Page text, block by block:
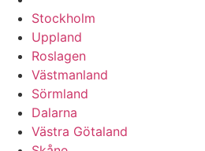
Stockholm
Uppland
Roslagen
Västmanland
Sörmland
Dalarna
Västra Götaland